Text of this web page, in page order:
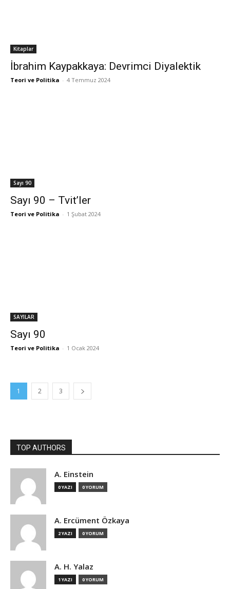
Kitaplar
İbrahim Kaypakkaya: Devrimci Diyalektik
Teori ve Politika - 4 Temmuz 2024
Sayı 90
Sayı 90 – Tvit’ler
Teori ve Politika - 1 Şubat 2024
SAYILAR
Sayı 90
Teori ve Politika - 1 Ocak 2024
1 2 3
TOP AUTHORS
A. Einstein
0 YAZI 0 YORUM
A. Ercüment Özkaya
2 YAZI 0 YORUM
A. H. Yalaz
1 YAZI 0 YORUM